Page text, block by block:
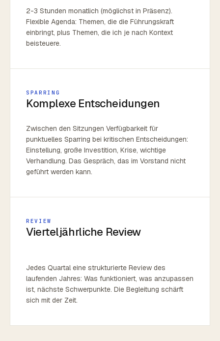
2-3 Stunden monatlich (möglichst in Präsenz).
Flexible Agenda: Themen, die die Führungskraft
einbringt, plus Themen, die ich je nach Kontext
beisteuere.
SPARRING
Komplexe Entscheidungen
Zwischen den Sitzungen Verfügbarkeit für
punktuelles Sparring bei kritischen Entscheidungen:
Einstellung, große Investition, Krise, wichtige
Verhandlung. Das Gespräch, das im Vorstand nicht
geführt werden kann.
REVIEW
Vierteljährliche Review
Jedes Quartal eine strukturierte Review des
laufenden Jahres: Was funktioniert, was anzupassen
ist, nächste Schwerpunkte. Die Begleitung schärft
sich mit der Zeit.